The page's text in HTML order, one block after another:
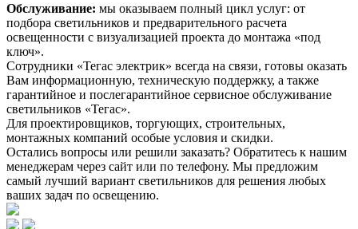
Обслуживание: мы оказываем полный цикл услуг: от
подбора светильников и предварительного расчета
освещенности с визуализацией проекта до монтажа «под
ключ».
Сотрудники «Тегас электрик» всегда на связи, готовы оказать
Вам информационную, техническую поддержку, а также
гарантийное и послегарантийное сервисное обслуживание
светильников «Тегас».
Для проектировщиков, торгующих, строительных,
монтажных компаний особые условия и скидки.
Остались вопросы или решили заказать? Обратитесь к нашим
менеджерам через сайт или по телефону. Мы предложим
самый лучший вариант светильников для решения любых
ваших задач по освещению.